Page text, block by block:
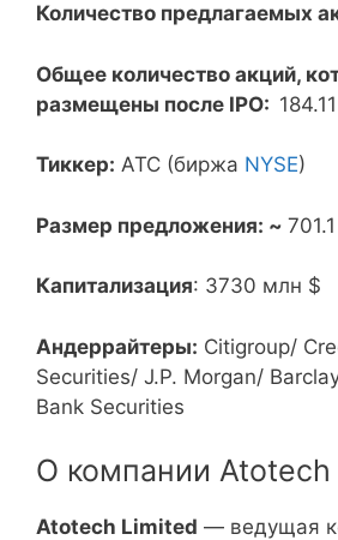
Количество предлагаемых
Общее количество акций,
размещены после IPO:
Тиккер: ATC (биржа NYSE)
Размер предложения: ~
Капитализация: 3730 млн $
Андеррайтеры: Citigroup/
Securities/ J.P. Morgan/
Bank Securities
О компании Atotech
Atotech Limited — ведущая